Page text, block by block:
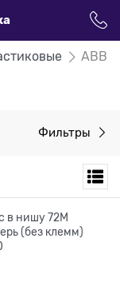
ABB
Фильтры
в нишу 72М
(без клемм)